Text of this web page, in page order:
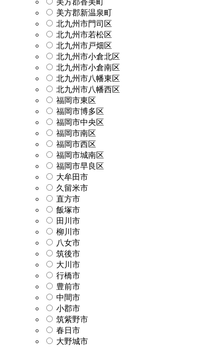
美方郡新温泉町
北九州市門司区
北九州市若松区
北九州市戸畑区
北九州市小倉北区
北九州市小倉南区
北九州市八幡東区
北九州市八幡西区
福岡市東区
福岡市博多区
福岡市中央区
福岡市南区
福岡市西区
福岡市城南区
福岡市早良区
大牟田市
久留米市
直方市
飯塚市
田川市
柳川市
八女市
筑後市
大川市
行橋市
豊前市
中間市
小郡市
筑紫野市
春日市
大野城市